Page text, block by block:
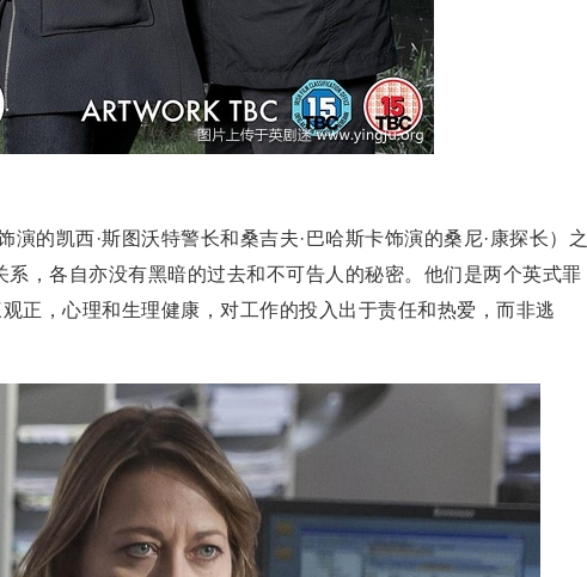
演的凯西·斯图沃特警长和桑吉夫·巴哈斯卡饰演的桑尼·康探长）之
系，各自亦没有黑暗的过去和不可告人的秘密。他们是两个英式罪
正，心理和生理健康，对工作的投入出于责任和热爱，而非逃